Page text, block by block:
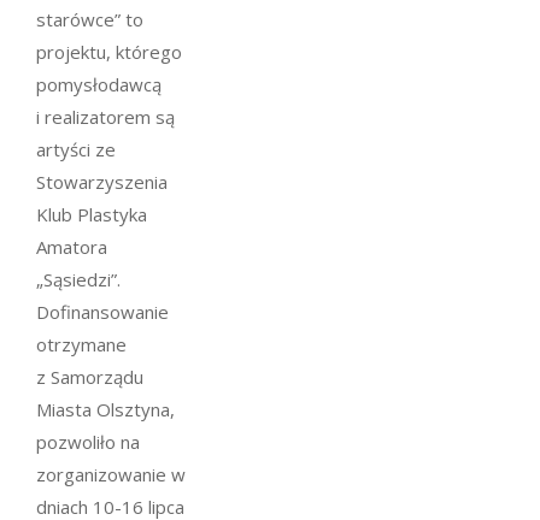
starówce” to
projektu, którego
pomysłodawcą
i realizatorem są
artyści ze
Stowarzyszenia
Klub Plastyka
Amatora
„Sąsiedzi”.
Dofinansowanie
otrzymane
z Samorządu
Miasta Olsztyna,
pozwoliło na
zorganizowanie w
dniach 10-16 lipca